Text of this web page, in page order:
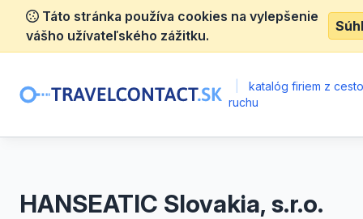
Táto stránka používa cookies na vylepšenie
vášho užívateľského zážitku.
katalóg firiem z
ruchu
HANSEATIC Slovakia, s.r.o.